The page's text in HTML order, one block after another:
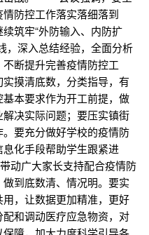
防控工作落实落细落到
筑牢“外防输入、内防扩
，深入总结经验，全面分析
断提升完善疫情防控工
摸清底数，分类指导，有
本要求作为开工前提，做
决实际问题；要压实镇街
要充分做好学校的疫情防
化手段帮助学生跟紧进
动广大家长支持配合疫情防
到底数清、情况明。要实
，让数据更加精准，更好
和调动医疗应急物资，对